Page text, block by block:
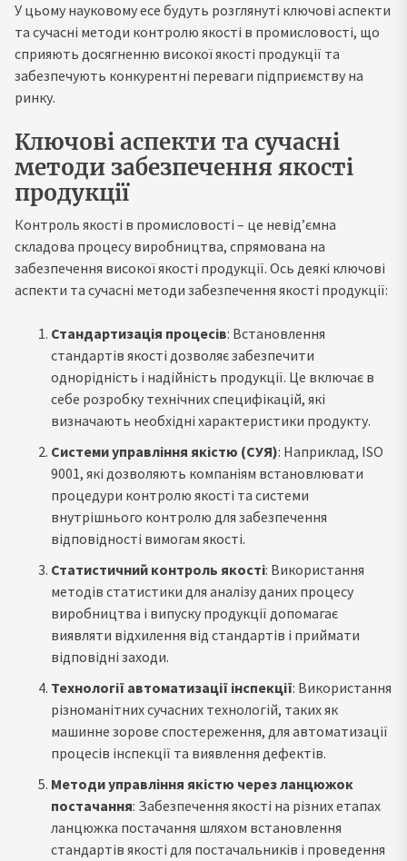
У цьому науковому есе будуть розглянуті ключові аспекти
та сучасні методи контролю якості в промисловості, що
сприяють досягненню високої якості продукції та
забезпечують конкурентні переваги підприємству на
ринку.
Ключові аспекти та сучасні
методи забезпечення якості
продукції
Контроль якості в промисловості – це невід’ємна
складова процесу виробництва, спрямована на
забезпечення високої якості продукції. Ось деякі ключові
аспекти та сучасні методи забезпечення якості продукції:
Стандартизація процесів: Встановлення
стандартів якості дозволяє забезпечити
однорідність і надійність продукції. Це включає в
себе розробку технічних специфікацій, які
визначають необхідні характеристики продукту.
Системи управління якістю (СУЯ): Наприклад, ISO
9001, які дозволяють компаніям встановлювати
процедури контролю якості та системи
внутрішнього контролю для забезпечення
відповідності вимогам якості.
Статистичний контроль якості: Використання
методів статистики для аналізу даних процесу
виробництва і випуску продукції допомагає
виявляти відхилення від стандартів і приймати
відповідні заходи.
Технології автоматизації інспекції: Використання
різноманітних сучасних технологій, таких як
машинне зорове спостереження, для автоматизації
процесів інспекції та виявлення дефектів.
Методи управління якістю через ланцюжок
постачання: Забезпечення якості на різних етапах
ланцюжка постачання шляхом встановлення
стандартів якості для постачальників і проведення